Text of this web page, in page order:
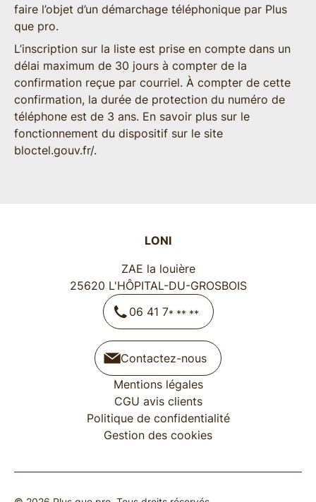
faire l’objet d’un démarchage téléphonique par Plus
que pro.
L’inscription sur la liste est prise en compte dans un
délai maximum de 30 jours à compter de la
confirmation reçue par courriel. À compter de cette
confirmation, la durée de protection du numéro de
téléphone est de 3 ans. En savoir plus sur le
fonctionnement du dispositif sur le site
bloctel.gouv.fr/.
LONI
ZAE la louière
25620 L'HÔPITAL-DU-GROSBOIS
06 41 7* ** **
Contactez-nous
Mentions légales
CGU avis clients
Politique de confidentialité
Gestion des cookies